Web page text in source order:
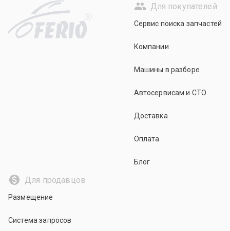
R
Для покупателей
Сервис поиска запчастей
Компании
Машины в разборе
Автосервисам и СТО
Доставка
Оплата
Блог
Для продавцов
Размещение
Система запросов